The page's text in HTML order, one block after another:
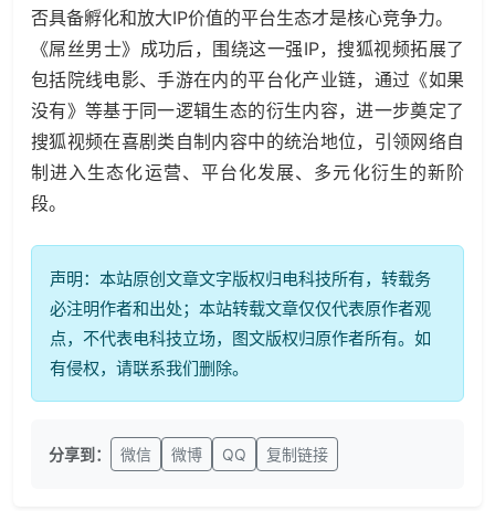
否具备孵化和放大IP价值的平台生态才是核心竞争力。
《屌丝男士》成功后，围绕这一强IP，搜狐视频拓展了
包括院线电影、手游在内的平台化产业链，通过《如果
没有》等基于同一逻辑生态的衍生内容，进一步奠定了
搜狐视频在喜剧类自制内容中的统治地位，引领网络自
制进入生态化运营、平台化发展、多元化衍生的新阶
段。
声明：本站原创文章文字版权归电科技所有，转载务
必注明作者和出处；本站转载文章仅仅代表原作者观
点，不代表电科技立场，图文版权归原作者所有。如
有侵权，请联系我们删除。
分享到： 微信 微博 QQ 复制链接